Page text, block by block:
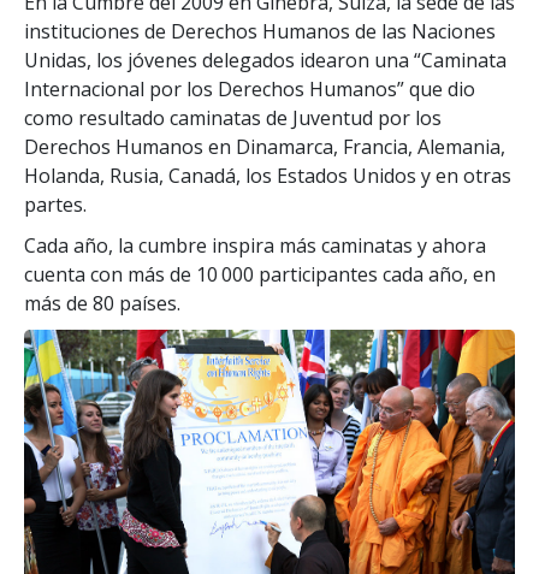
instituciones de Derechos Humanos de las Naciones
Unidas, los jóvenes delegados idearon una “Caminata
Internacional por los Derechos Humanos” que dio
como resultado caminatas de Juventud por los
Derechos Humanos en Dinamarca, Francia, Alemania,
Holanda, Rusia, Canadá, los Estados Unidos y en otras
partes.
Cada año, la cumbre inspira más caminatas y ahora
cuenta con más de 10 000 participantes cada año, en
más de 80 países.